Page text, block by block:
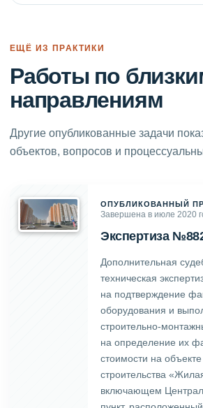
ЕЩЁ ИЗ ПРАКТИКИ
Работы по
направлениям
Другие опубликованные задачи
объектов, вопросов и
ОПУБЛИКОВАННЫЙ
Завершена в июле 2020
Экспертиза
Дополнительная
техническая
на подтверждение
оборудования и
строительно-
на определение их
стоимости на
строительства
включающем